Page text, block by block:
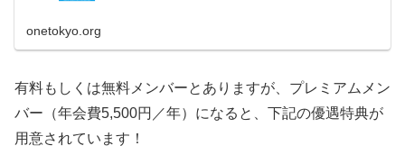
onetokyo.org
有料もしくは無料メンバーとありますが、プレミアムメン
バー（年会費5,500円／年）になると、下記の優遇特典が
用意されています！